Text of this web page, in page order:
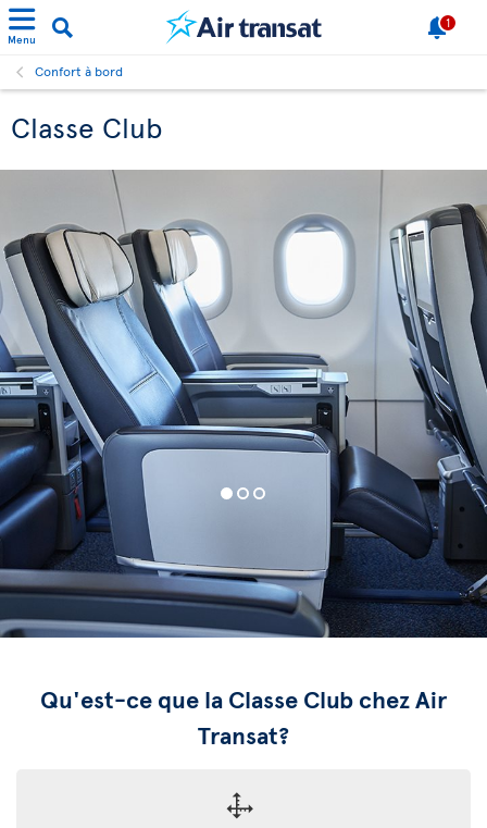
Menu
1
Confort à bord
Classe Club
Qu'est-ce que la Classe Club chez Air
Transat?